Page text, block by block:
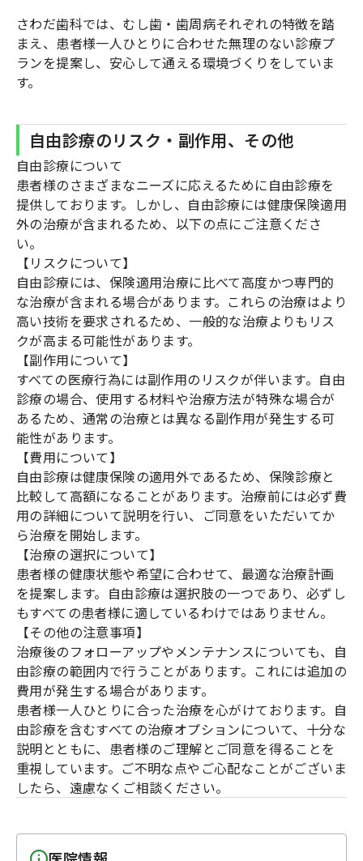
さわだ歯科では、むし歯・歯周病それぞれの特徴を踏
まえ、患者様一人ひとりに合わせた無理のない診療プ
ランを提案し、安心して通える環境づくりをしていま
す。
自由診療のリスク・副作用、その他
自由診療について
患者様のさまざまなニーズに応えるために自由診療を
提供しております。しかし、自由診療には健康保険適用
外の治療が含まれるため、以下の点にご注意くださ
い。
【リスクについて】
自由診療には、保険適用治療に比べて高度かつ専門的
な治療が含まれる場合があります。これらの治療はより
高い技術を要求されるため、一般的な治療よりもリス
クが高まる可能性があります。
【副作用について】
すべての医療行為には副作用のリスクが伴います。自由
診療の場合、使用する材料や治療方法が特殊な場合が
あるため、通常の治療とは異なる副作用が発生する可
能性があります。
【費用について】
自由診療は健康保険の適用外であるため、保険診療と
比較して高額になることがあります。治療前には必ず費
用の詳細について説明を行い、ご同意をいただいてか
ら治療を開始します。
【治療の選択について】
患者様の健康状態や希望に合わせて、最適な治療計画
を提案します。自由診療は選択肢の一つであり、必ずし
もすべての患者様に適しているわけではありません。
【その他の注意事項】
治療後のフォローアップやメンテナンスについても、自
由診療の範囲内で行うことがあります。これには追加の
費用が発生する場合があります。
患者様一人ひとりに合った治療を心がけております。自
由診療を含むすべての治療オプションについて、十分な
説明とともに、患者様のご理解とご同意を得ることを
重視しています。ご不明な点やご心配なことがございま
したら、遠慮なくご相談ください。